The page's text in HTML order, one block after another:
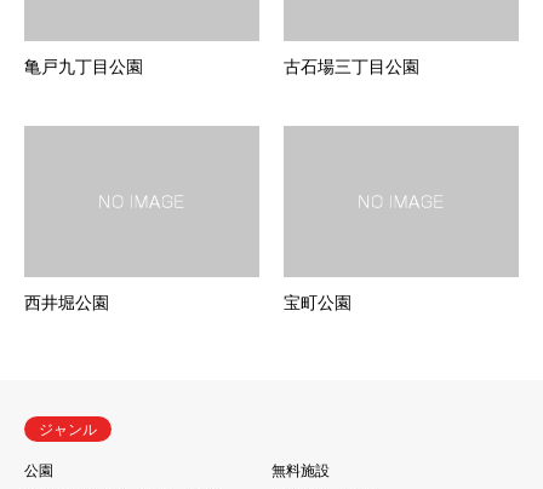
亀戸九丁目公園 古石場三丁目公園
西井堀公園 宝町公園
ジャンル
公園
無料施設